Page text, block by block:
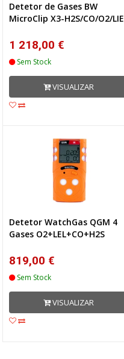
Detetor de Gases BW
MicroClip X3-H2S/CO/O2/LIE
1 218,00 €
Sem Stock
VISUALIZAR
Detetor WatchGas QGM 4
Gases O2+LEL+CO+H2S
819,00 €
Sem Stock
VISUALIZAR